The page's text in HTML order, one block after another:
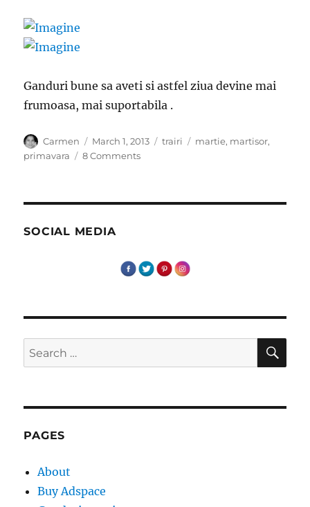
Ganduri bune sa aveti si astfel ziua devine mai
frumoasa, mai suportabila .
Author
Carmen
Posted
on
March 1, 2013 Categories
trairi Tags
martie, martisor,
primavara
8 Commentson
SOCIAL MEDIA
Search
for:
PAGES
About
Buy Adspace